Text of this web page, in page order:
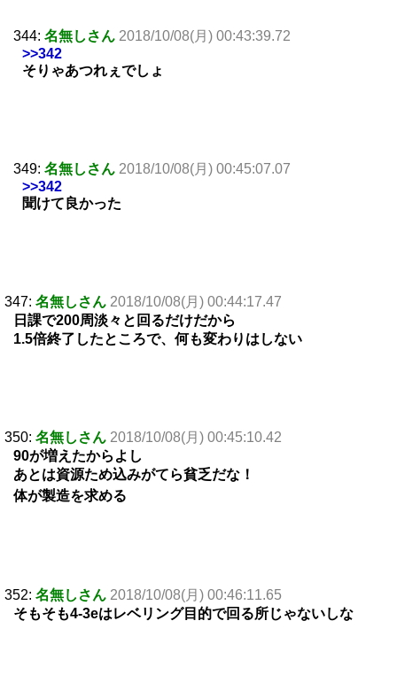
344: 名無しさん 2018/10/08(月) 00:43:39.72
>>342
そりゃあつれぇでしょ
349: 名無しさん 2018/10/08(月) 00:45:07.07
>>342
聞けて良かった
347: 名無しさん 2018/10/08(月) 00:44:17.47
日課で200周淡々と回るだけだから
1.5倍終了したところで、何も変わりはしない
350: 名無しさん 2018/10/08(月) 00:45:10.42
90が増えたからよし
あとは資源ため込みがてら貧乏だな！
体が製造を求める
352: 名無しさん 2018/10/08(月) 00:46:11.65
そもそも4-3eはレベリング目的で回る所じゃないしな